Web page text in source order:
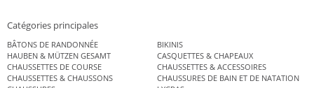
Catégories principales
BÂTONS DE RANDONNÉE
BIKINIS
HAUBEN & MÜTZEN GESAMT
CASQUETTES & CHAPEAUX
CHAUSSETTES DE COURSE
CHAUSSETTES & ACCESSOIRES
CHAUSSETTES & CHAUSSONS
CHAUSSURES DE BAIN ET DE NATATION